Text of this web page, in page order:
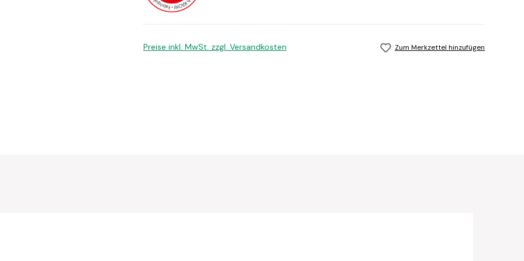
Preise inkl. MwSt. zzgl. Versandkosten Zum Merkzettel hinzufügen